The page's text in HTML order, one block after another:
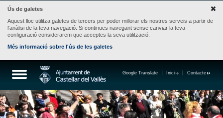
Ús de galetes
Aquest lloc utilitza galetes de tercers per poder millorar els nostres serveis a partir de
l'anàlisi de la teva navegació. Si continues navegant sense canviar la teva
configuració considerarem que acceptes la seva utilització.
Més informació sobre l'ús de les galetes
Contacte
Inici
Google Translate